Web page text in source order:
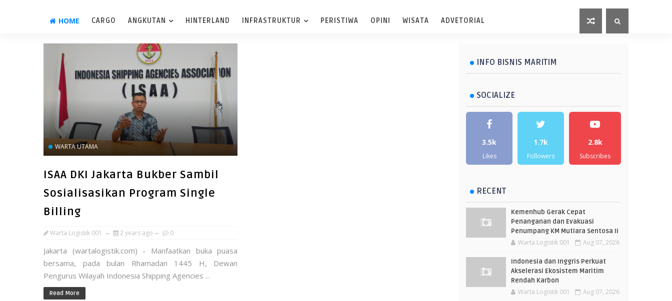
HOME CARGO ANGKUTAN HINTERLAND INFRASTRUKTUR PERISTIWA OPINI WISATA ADVETORIAL
WARTA UTAMA
ISAA DKI Jakarta Bukber Sambil
Sosialisasikan Program Single
Billing
Warta Logistik 001 2 years ago 0
Jakarta (wartalogistik.com) - Manfaatkan buka puasa
bersama, pada bulan Rhamadan 1445 H, Dewan
Pengurus Wilayah Indonesia Shipping Agencies ...
Read More
INFO BISNIS MARITIM
SOCIALIZE
3.5k
Likes
1.7k
Followers
2.8k
Subscribes
RECENT
Kemenhub Gerak Cepat
Penanganan dan Evakuasi
Penumpang KM Mutiara Sentosa II
Warta Logistik 001 Aug 07, 2026
Indonesia dan Inggris Perkuat
Akselerasi Ekosistem Maritim
Rendah Karbon
Warta Logistik 001 Aug 07, 2026